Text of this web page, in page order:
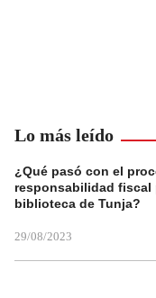
Lo más leído
¿Qué pasó con el
responsabilidad fiscal
biblioteca de Tunja?
29/08/2023